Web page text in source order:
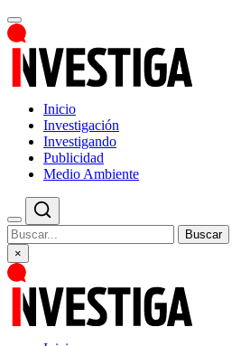
Inicio
Investigación
Investigando
Publicidad
Medio Ambiente
Buscar
×